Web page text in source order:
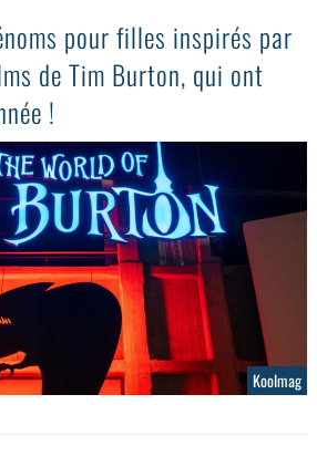
pour filles inspirés par
de Tim Burton, qui ont
!
Koolmag